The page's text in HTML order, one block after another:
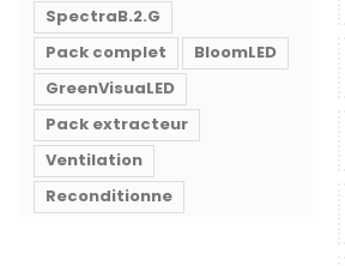
SpectraB.2.G
Pack complet
BloomLED
GreenVisuaLED
Pack extracteur
Ventilation
Reconditionne